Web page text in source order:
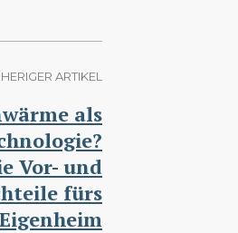
ARTIKEL
als
Vor- und
fürs
Eigenheim